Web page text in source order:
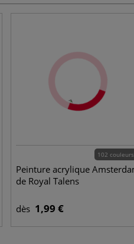
102 couleurs
Peinture acrylique
de Royal Talens
dès 1,99 €